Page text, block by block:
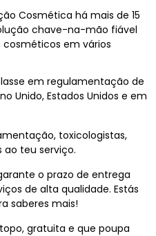
Cosmética há mais de 15
chave-na-mão fiável
em vários
em regulamentação de
Unido, Estados Unidos e em
toxicologistas,
teu serviço.
o prazo de entrega
de alta qualidade. Estás
saberes mais!
gratuita e que poupa